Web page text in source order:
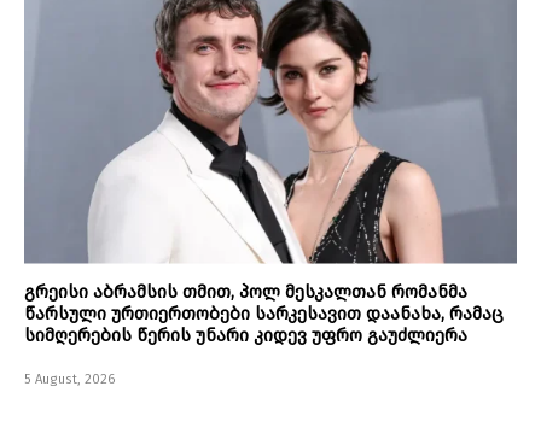
გრეისი აბრამსის თმით, პოლ მესკალთან რომანმა
წარსული ურთიერთობები სარკესავით დაანახა, რამაც
სიმღერების წერის უნარი კიდევ უფრო გაუძლიერა
5 August, 2026